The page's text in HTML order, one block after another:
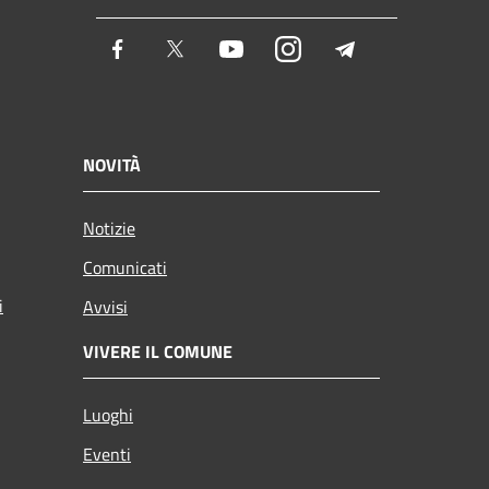
Facebook Twitter YoutubeInstagram
NOVITÀ
Notizie
Comunicati
Avvisi
VIVERE IL COMUNE
Luoghi
Eventi